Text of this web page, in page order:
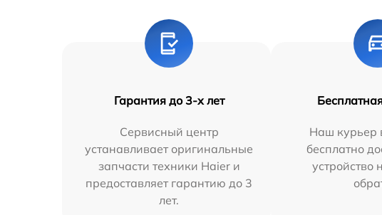
Гарантия до 3-х лет
Сервисный центр
устанавливает оригинальные
запчасти техники Haier и
предоставляет гарантию до 3
лет.
Наш курьер
бесплатно
устройство